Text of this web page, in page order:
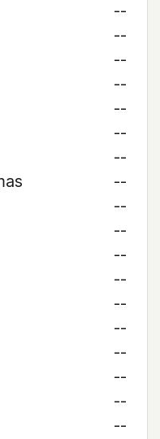
--
--
--
--
--
--
--
--
--
--
--
--
--
--
--
--
--
--